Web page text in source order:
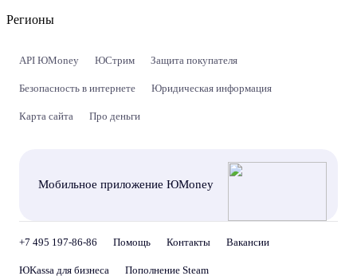
Регионы
API ЮMoney ЮСтрим Защита покупателя
Безопасность в интернете Юридическая информация
Карта сайта Про деньги
Мобильное приложение ЮMoney
+7 495 197-86-86 Помощь Контакты Вакансии
ЮKassa для бизнеса Пополнение Steam